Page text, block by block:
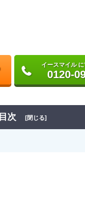
イースマイル
0120-
次 [閉じる]